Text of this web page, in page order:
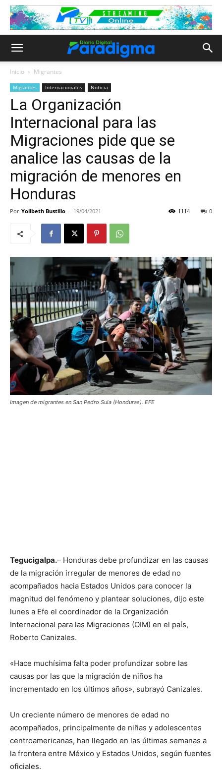
Inicio Migrantes
Migrantes Internacionales Noticia
La Organización
Internacional para las
Migraciones pide que se
analice las causas de la
migración de menores en
Honduras
Por Yolibeth Bustillo - 19/04/2021 0
1114
Imagen de migrantes en San Pedro Sula (Honduras). EFE
Tegucigalpa.– Honduras debe profundizar en las causas
de la migración irregular de menores de edad no
acompañados hacia Estados Unidos para conocer la
magnitud del fenómeno y plantear soluciones, dijo este
lunes a Efe el coordinador de la Organización
Internacional para las Migraciones (OIM) en el país,
Roberto Canizales.
«Hace muchísima falta poder profundizar sobre las
causas por las que la migración de niños ha
incrementado en los últimos años», subrayó Canizales.
Un creciente número de menores de edad no
acompañados, principalmente de niñas y adolescentes
centroamericanas, han llegado en las últimas semanas a
la frontera entre México y Estados Unidos, según fuentes
oficiales.